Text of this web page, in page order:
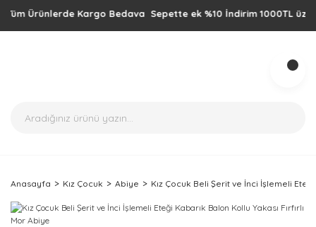
Ürünlerde Kargo Bedava Sepette ek %10 İndirim 1000TL üzeri
Anasayfa Kız Çocuk Abiye Kız Çocuk Beli Şerit ve İnci İşlemeli